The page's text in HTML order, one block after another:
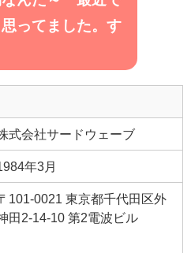
ってました。す
式会社サードウェーブ
年3月
101-0021 東京都千代田区外
田2-14-10 第2電波ビル